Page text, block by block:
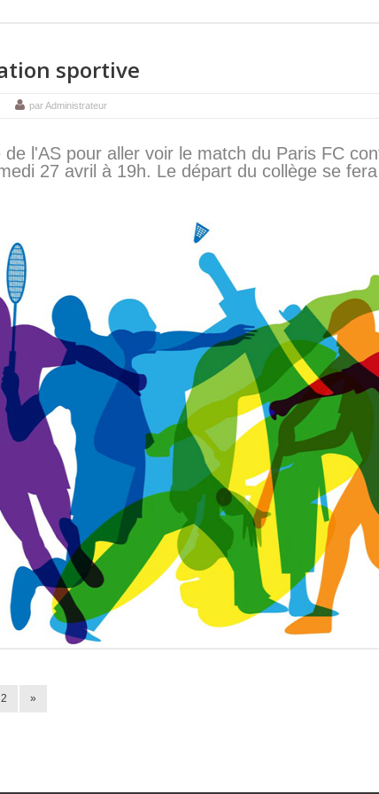
sportive
par Administrateur
de l'AS pour aller voir le match du Paris FC
27 avril à 19h. Le départ du collège se
2 »